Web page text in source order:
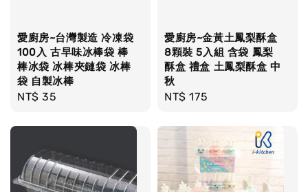
愛廚房~台灣製造 冷凍袋
100入 古早味冰棒袋 棒
棒冰袋 冰棒夾鏈袋 冰棒
袋 自製冰棒
Regular
NT$ 35
愛廚房~金黃土鳳梨酥盒
8顆裝 5入組 含袋 鳳梨
酥盒 禮盒 土鳳梨酥盒 中
秋
Regular
NT$ 175